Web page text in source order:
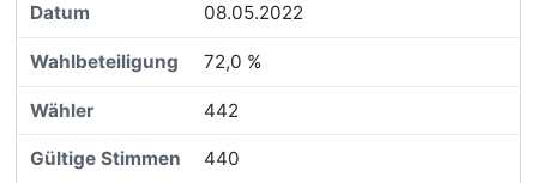
08.05.2022
72,0 %
442
440